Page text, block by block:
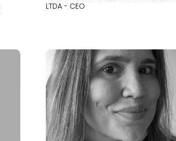
LTDA - CEO